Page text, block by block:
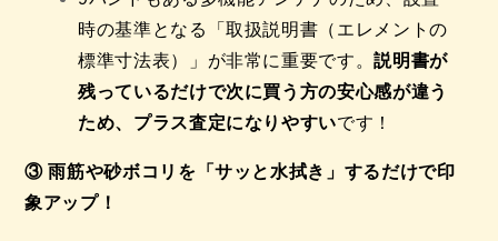
時の基準となる「取扱説明書（エレメントの
標準寸法表）」が非常に重要です。説明書が
残っているだけで次に買う方の安心感が違う
ため、プラス査定になりやすいです！
③ 雨筋や砂ボコリを「サッと水拭き」するだけで印
象アップ！